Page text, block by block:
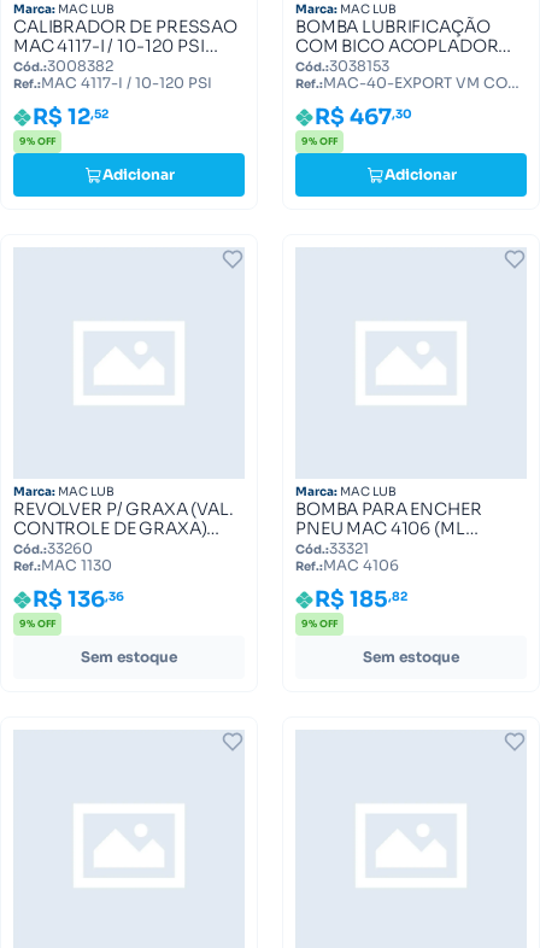
Marca: MAC LUB
CALIBRADOR DE PRESSAO
MAC 4117-I / 10-120 PSI
MAC 4117-I / 10-120 PSI
Cód.:3008382
Ref.:MAC 4117-I / 10-120 PSI
R$ 12,52
9% OFF
Adicionar
Marca: MAC LUB
BOMBA LUBRIFICAÇÃO
COM BICO ACOPLADOR
-7KG - MANG. 3M VM MAC-
40-EXPORT VM COM BICO
QUICK LOCK
Cód.:3038153
Ref.:MAC-40-EXPORT VM COM
R$ 467,30
9% OFF
Adicionar
Marca: MAC LUB
REVOLVER P/ GRAXA (VAL.
CONTROLE DE GRAXA)
MAC 1130 (ML1130.0000)
MAC 1130
Cód.:33260
Ref.:MAC 1130
R$ 136,36
9% OFF
Sem estoque
Marca: MAC LUB
BOMBA PARA ENCHER
PNEU MAC 4106 (ML
4106.0001) MAC 4106
Cód.:33321
Ref.:MAC 4106
R$ 185,82
9% OFF
Sem estoque